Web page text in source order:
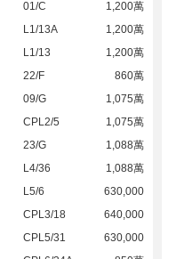
01/C
1,200萬
L1/13A
1,200萬
L1/13
1,200萬
22/F
860萬
09/G
1,075萬
CPL2/5
1,075萬
23/G
1,088萬
L4/36
1,088萬
L5/6
630,000
CPL3/18
640,000
CPL5/31
630,000